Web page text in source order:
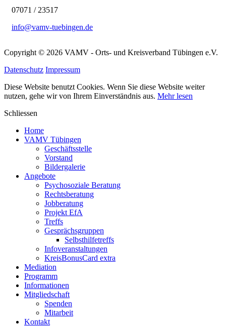
07071 / 23517
info@vamv-tuebingen.de
Copyright © 2026 VAMV - Orts- und Kreisverband Tübingen e.V.
Datenschutz Impressum
Diese Website benutzt Cookies. Wenn Sie diese Website weiter
nutzen, gehe wir von Ihrem Einverständnis aus. Mehr lesen
Schliessen
Home
VAMV Tübingen
Geschäftsstelle
Vorstand
Bildergalerie
Angebote
Psychosoziale Beratung
Rechtsberatung
Jobberatung
Projekt EfA
Treffs
Gesprächsgruppen
Selbsthilfetreffs
Infoveranstaltungen
KreisBonusCard extra
Mediation
Programm
Informationen
Mitgliedschaft
Spenden
Mitarbeit
Kontakt